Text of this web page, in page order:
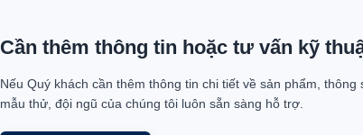
Cần thêm thông tin hoặc tư vấn kỹ
Nếu Quý khách cần thêm thông tin chi tiết về sản phẩm,
mẫu thử, đội ngũ của chúng tôi luôn sẵn sàng hỗ trợ.